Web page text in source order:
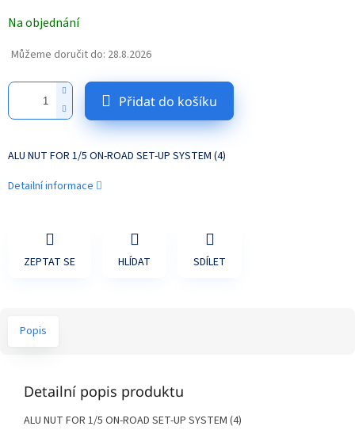
cena:
Na objednání
Můžeme doručit do: 28.8.2026
Přidat do košíku
ALU NUT FOR 1/5 ON-ROAD SET-UP SYSTEM (4)
Detailní informace
ZEPTAT SE HLÍDAT SDÍLET
Popis
Detailní popis produktu
ALU NUT FOR 1/5 ON-ROAD SET-UP SYSTEM (4)